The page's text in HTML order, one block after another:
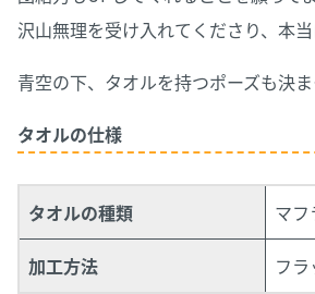
沢山無理を受け入れてくださり、本
青空の下、タオルを持つポーズも決
タオルの仕様
タオルの種類 マ
加工方法 フ